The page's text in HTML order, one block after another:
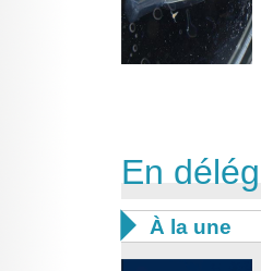
En
 À la une